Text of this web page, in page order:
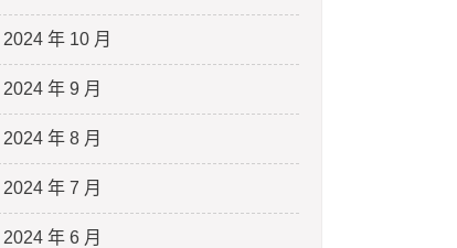
2024 年 10 月
2024 年 9 月
2024 年 8 月
2024 年 7 月
2024 年 6 月